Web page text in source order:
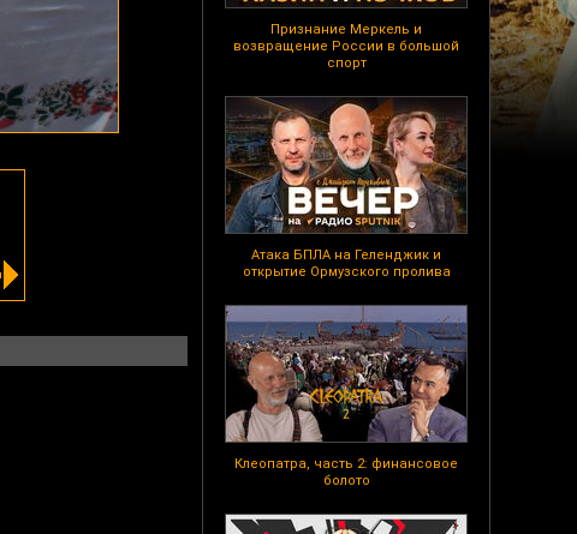
Признание Меркель и
возвращение России в большой
спорт
Атака БПЛА на Геленджик и
открытие Ормузского пролива
Клеопатра, часть 2: финансовое
болото